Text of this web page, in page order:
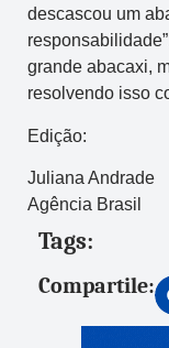
descascou um
grande abacaxi,
resolvendo isso
Edição:
Juliana Andrade
Agência Brasil
Tags:
Compartile: